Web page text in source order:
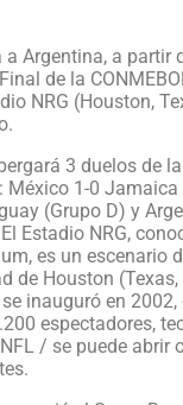
a Argentina, a partir
de la
NRG (Houston,
3 duelos de
México 1-0 Jamaica
(Grupo D) y
Estadio NRG,
es un escenario
de Houston
inauguró en
espectadores,
/ se puede abrir